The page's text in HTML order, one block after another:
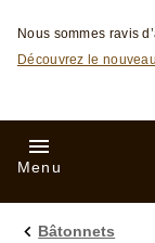
Skip to:
Nous sommes ravis
Découvrez le
Menu
Bâtonnets